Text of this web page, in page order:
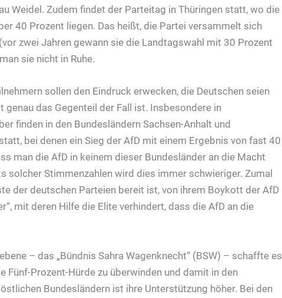
Weidel. Zudem findet der Parteitag in Thüringen statt, wo die
40 Prozent liegen. Das heißt, die Partei versammelt sich
zwei Jahren gewann sie die Landtagswahl mit 30 Prozent
sie nicht in Ruhe.
sollen den Eindruck erwecken, die Deutschen seien
genau das Gegenteil der Fall ist. Insbesondere in
finden in den Bundesländern Sachsen-Anhalt und
bei denen ein Sieg der AfD mit einem Ergebnis von fast 40
man die AfD in keinem dieser Bundesländer an die Macht
solcher Stimmenzahlen wird dies immer schwieriger. Zumal
der deutschen Parteien bereit ist, von ihrem Boykott der AfD
mit deren Hilfe die Elite verhindert, dass die AfD an die
– das „Bündnis Sahra Wagenknecht“ (BSW) – schaffte es
Fünf-Prozent-Hürde zu überwinden und damit in den
Bundesländern ist ihre Unterstützung höher. Bei den